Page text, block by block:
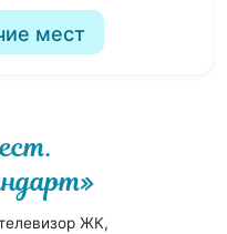
мест
ЖК,